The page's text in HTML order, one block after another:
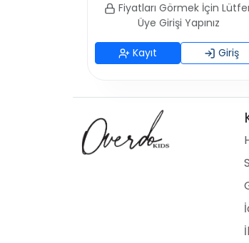
Fiyatları Görmek İçin
Üye Girişi Yapınız
Kayıt Giriş